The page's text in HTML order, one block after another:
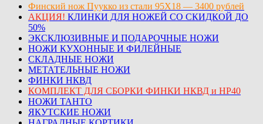
Финский нож Пуукко из стали 95Х18 — 3400 рублей
АКЦИЯ! КЛИНКИ ДЛЯ НОЖЕЙ СО СКИДКОЙ ДО
50%
ЭКСКЛЮЗИВНЫЕ И ПОДАРОЧНЫЕ НОЖИ
НОЖИ КУХОННЫЕ И ФИЛЕЙНЫЕ
СКЛАДНЫЕ НОЖИ
МЕТАТЕЛЬНЫЕ НОЖИ
ФИНКИ НКВД
КОМПЛЕКТ ДЛЯ СБОРКИ ФИНКИ НКВД и НР40
НОЖИ ТАНТО
ЯКУТСКИЕ НОЖИ